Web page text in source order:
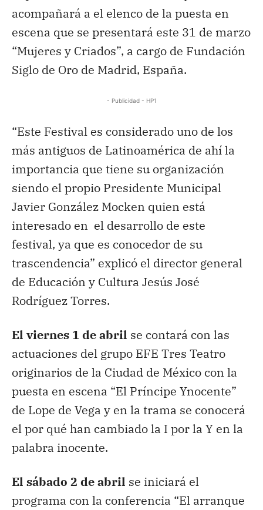
acompañará a el elenco de la puesta en
escena que se presentará este 31 de marzo
“Mujeres y Criados”, a cargo de Fundación
Siglo de Oro de Madrid, España.
- Publicidad - HP1
“Este Festival es considerado uno de los
más antiguos de Latinoamérica de ahí la
importancia que tiene su organización
siendo el propio Presidente Municipal
Javier González Mocken quien está
interesado en el desarrollo de este
festival, ya que es conocedor de su
trascendencia” explicó el director general
de Educación y Cultura Jesús José
Rodríguez Torres.
El viernes 1 de abril se contará con las
actuaciones del grupo EFE Tres Teatro
originarios de la Ciudad de México con la
puesta en escena “El Príncipe Ynocente”
de Lope de Vega y en la trama se conocerá
el por qué han cambiado la I por la Y en la
palabra inocente.
El sábado 2 de abril se iniciará el
programa con la conferencia “El arranque